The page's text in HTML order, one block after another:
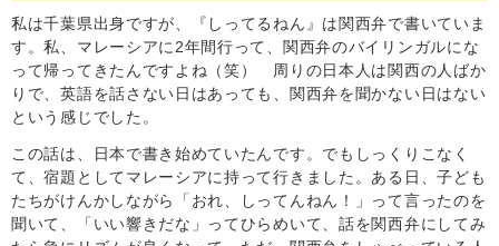
私は千葉県出身ですが、『しってるねん』は関西弁で書いていま
す。私、マレーシアに2年間行って、関西弁のバイリンガルにな
って帰ってきたんですよね（笑） 周りの日本人は関西の人ばか
りで、英語を話さない日はあっても、関西弁を聞かない日はない
という感じでした。
この話は、日本で書き始めていたんです。でもしっくりこなく
て、宿題としてマレーシアに持って行きました。ある日、子ども
たちがけんかしながら「おれ、しってんねん！」って言ったのを
聞いて、「いい響きだな」ってひらめいて、話を関西弁にしてみ